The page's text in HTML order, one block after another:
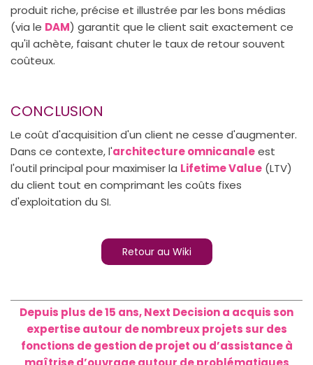
produit riche, précise et illustrée par les bons médias
(via le DAM) garantit que le client sait exactement ce
qu'il achète, faisant chuter le taux de retour souvent
coûteux.
CONCLUSION
Le coût d'acquisition d'un client ne cesse d'augmenter.
Dans ce contexte, l'architecture omnicanaleest
l'outil principal pour maximiser la Lifetime Value (LTV)
du client tout en comprimant les coûts fixes
d'exploitation du SI.
Retour au Wiki
Depuis plus de 15 ans, Next Decision a acquis son
expertise autour de nombreux projets sur des
fonctions de gestion de projet ou d’assistance à